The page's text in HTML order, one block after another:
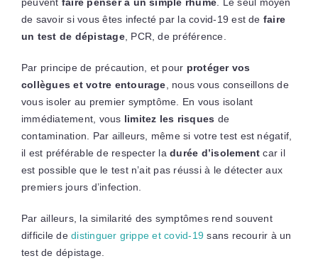
de savoir si vous êtes infecté par la covid-19 est de faire
un test de dépistage, PCR, de préférence.
Par principe de précaution, et pour protéger vos
collègues et votre entourage , nous vous conseillons de
vous isoler au premier symptôme. En vous isolant
immédiatement, vous limitez les risques de
contamination. Par ailleurs, même si votre test est négatif,
il est préférable de respecter la durée d’isolement car il
est possible que le test n’ait pas réussi à le détecter aux
premiers jours d’infection.
Par ailleurs, la similarité des symptômes rend souvent
difficile dedistinguer grippe et covid-19 sans recourir à un
test de dépistage.